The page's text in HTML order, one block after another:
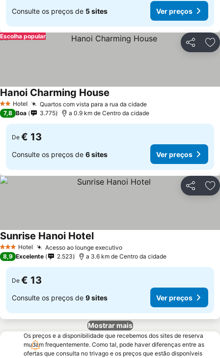
Consulte os preços de 5 sites Ver preços
Partilhar
Escolha popular
2 Estrelas
Hotel Quartos com vista para a rua da cidadeVer preços
Hanoi Charming House
7,8 Boa 3.775 a 0.9 km de Centro da cidade
De € 13
Consulte os preços de 6 sites Ver preços
Partilhar
3 EstrelasHotel Acesso ao lounge executivoVer preços
Sunrise Hanoi HotelVer preços
8,9 Excelente 2.523 a 3.6 km de Centro da cidade
De € 13
Consulte os preços de 9 sites Ver preços
Mostrar mais
Os preços e a disponibilidade que recebemos dos sites de reserva
mudam frequentemente. Como tal, pode haver diferenças entre as
ofertas que consulta no trivago e os preços que estão disponíveis